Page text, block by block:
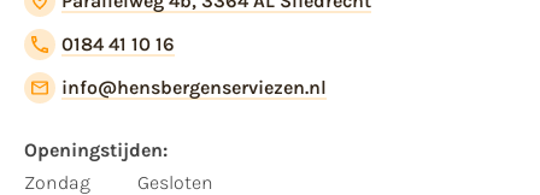
0184 41 10 16
info@hensbergenserviezen.nl
Openingstijden:
Zondag
Gesloten